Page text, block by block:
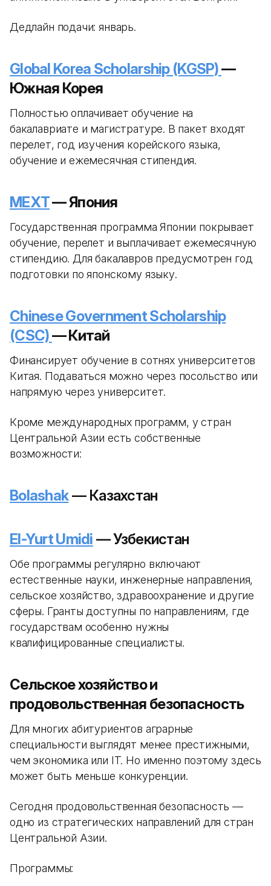
Дедлайн подачи: январь.
Global Korea Scholarship (KGSP)—
Южная Корея
Полностью оплачивает обучение на
бакалавриате и магистратуре. В пакет входят
перелет, год изучения корейского языка,
обучение и ежемесячная стипендия.
MEXT— Япония
Государственная программа Японии покрывает
обучение, перелет и выплачивает ежемесячную
стипендию. Для бакалавров предусмотрен год
подготовки по японскому языку.
Chinese Government Scholarship
(CSC)— Китай
Финансирует обучение в сотнях университетов
Китая. Подаваться можно через посольство или
напрямую через университет.
Кроме международных программ, у стран
Центральной Азии есть собственные
возможности:
Bolashak— Казахстан
El-Yurt Umidi — Узбекистан
Обе программы регулярно включают
естественные науки, инженерные направления,
сельское хозяйство, здравоохранение и другие
сферы. Гранты доступны по направлениям, где
государствам особенно нужны
квалифицированные специалисты.
Сельское хозяйство и
продовольственная безопасность
Для многих абитуриентов аграрные
специальности выглядят менее престижными,
чем экономика или IT. Но именно поэтому здесь
может быть меньше конкуренции.
Сегодня продовольственная безопасность —
одно из стратегических направлений для стран
Центральной Азии.
Программы: